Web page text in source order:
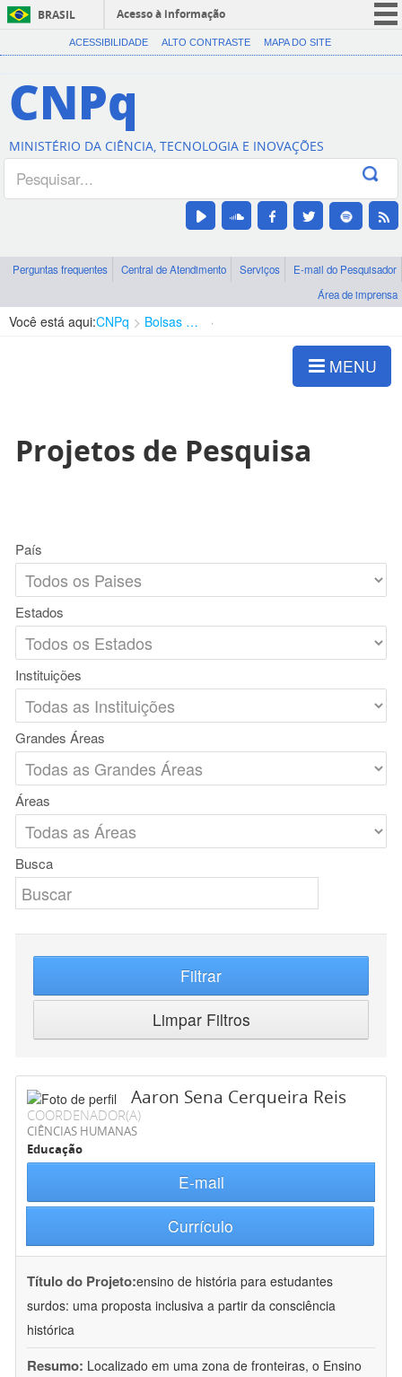
BRASIL
Acesso à informação
CORONAVÍRUS (COVID-19)
Canais
ACESSIBILIDADE ALTO CONTRASTE MAPA DO SITE
CNPq
MINISTÉRIO DA CIÊNCIA, TECNOLOGIA E INOVAÇÕES
Perguntas frequentes Central de Atendimento Serviços
E-mail do Pesquisador
Área de imprensa
Você está aqui:CNPq Bolsas e Auxílios Vigentes
MENU
Projetos de Pesquisa
País
Estados
Instituições
Grandes Áreas
Áreas
Busca
Filtrar
Limpar Filtros
Aaron Sena Cerqueira Reis
COORDENADOR(A)
CIÊNCIAS HUMANAS
Educação
E-mail
Currículo
Título do Projeto:ensino de história para estudantes
surdos: uma proposta inclusiva a partir da consciência
histórica
Resumo: Localizado em uma zona de fronteiras, o Ensino